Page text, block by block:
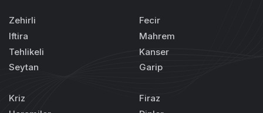
Zehirli
Iftira
Tehlikeli
Seytan
Fecir
Mahrem
Kanser
Garip
Kriz
Firaz